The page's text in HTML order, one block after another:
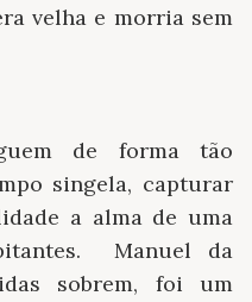
velha e morria sem
de forma tão
singela, capturar
a alma de uma
Manuel da
sobrem, foi um